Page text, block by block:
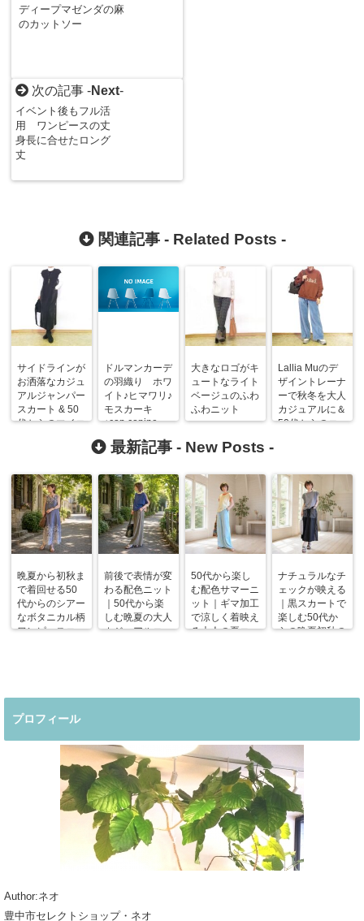
ディープマゼンダの麻
のカットソー
次の記事 -Next-
イベント後もフル活
用 ワンピースの丈
身長に合せたロング
丈
関連記事 - Related Posts -
サイドラインが
お洒落なカジュ
アルジャンパー
スカート & 50
代からのマイコ
ドルマンカーデ
の羽織り ホワ
イト♪ヒマワリ♪
モスカーキ
♪cop.copine
大きなロゴがキ
ュートなライト
ベージュのふわ
ふわニット
Lallia Muのデ
ザイントレーナ
ーで秋冬を大人
カジュアルに＆
50代からのコ
最新記事 - New Posts -
晩夏から初秋ま
で着回せる50
代からのシアー
なボタニカル柄
ワンピースコー
前後で表情が変
わる配色ニット
｜50代から楽
しむ晩夏の大人
カジュアルコー
50代から楽し
む配色サマーニ
ット｜ギマ加工
で涼しく着映え
る大人の夏コー
ナチュラルなチ
ェックが映える
｜黒スカートで
楽しむ50代か
らの晩夏初秋の
プロフィール
Author:ネオ
豊中市セレクトショップ・ネオ